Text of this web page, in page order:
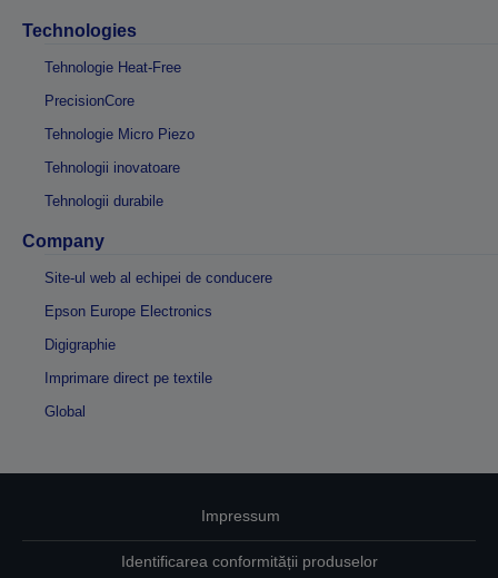
Technologies
Tehnologie Heat-Free
PrecisionCore
Tehnologie Micro Piezo
Tehnologii inovatoare
Tehnologii durabile
Company
Site-ul web al echipei de conducere
Epson Europe Electronics
Digigraphie
Imprimare direct pe textile
Global
Impressum
Identificarea conformității produselor